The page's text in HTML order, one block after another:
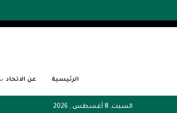
الرئيسية عن الاتحاد
السبت, 8 أغسطس , 2026